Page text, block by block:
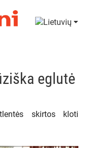
eglutė
skirtos kloti